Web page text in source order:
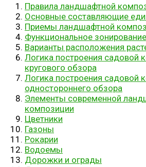
Правила ландшафтной
Основные составляющие
Приемы ландшафтной
Функциональное
Варианты расположения
Логика построения садовой
кругового обзора
Логика построения садовой
одностороннего обзора
Элементы современной
композиции
Цветники
Газоны
Рокарии
Водоемы
Дорожки и ограды